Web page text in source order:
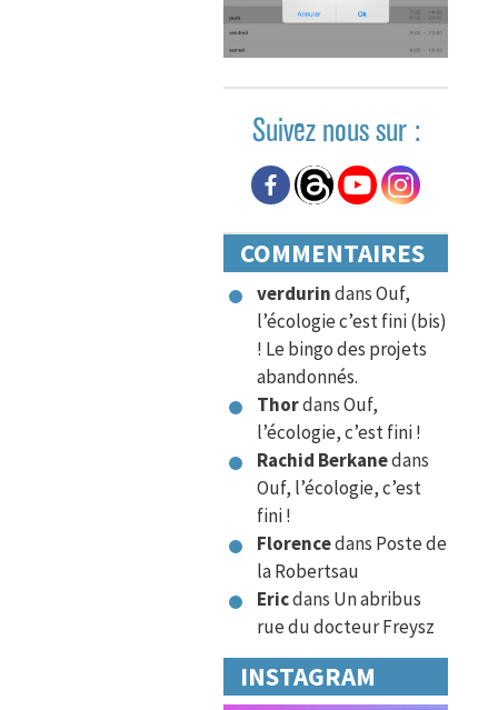
Suivez nous sur :
COMMENTAIRES
verdurindansOuf,
l’écologie c’est fini (bis)
! Le bingo des projets
abandonnés.
ThordansOuf,
l’écologie, c’est fini !
Rachid Berkanedans
Ouf, l’écologie, c’est
fini !
Florencedans Poste de
la Robertsau
Ericdans Un abribus
rue du docteur Freysz
INSTAGRAM